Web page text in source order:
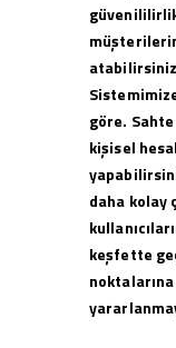
göre.
kişisel
daha kolay
keşfette